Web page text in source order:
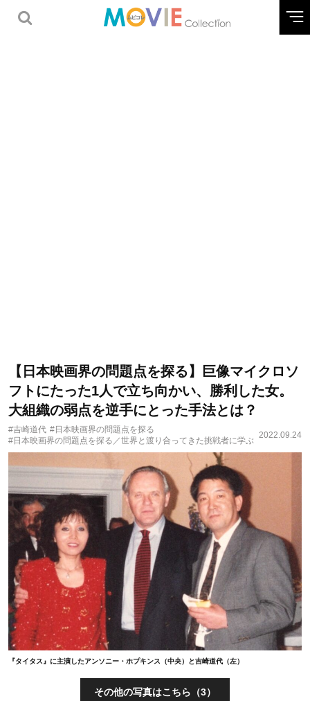
【日本映画界の問題点を探る】巨像マイクロソ
フトにたった1人で立ち向かい、勝利した女。
大組織の弱点を逆手にとった手法とは？
#吉崎道代 #日本映画界の問題点を探る
#日本映画界の問題点を探る／世界と渡り合ってきた挑戦者に学ぶ
2022.09.24
『タイタス』に主演したアンソニー・ホプキンス（中央）と吉崎道代（左）
その他の写真はこちら（3）